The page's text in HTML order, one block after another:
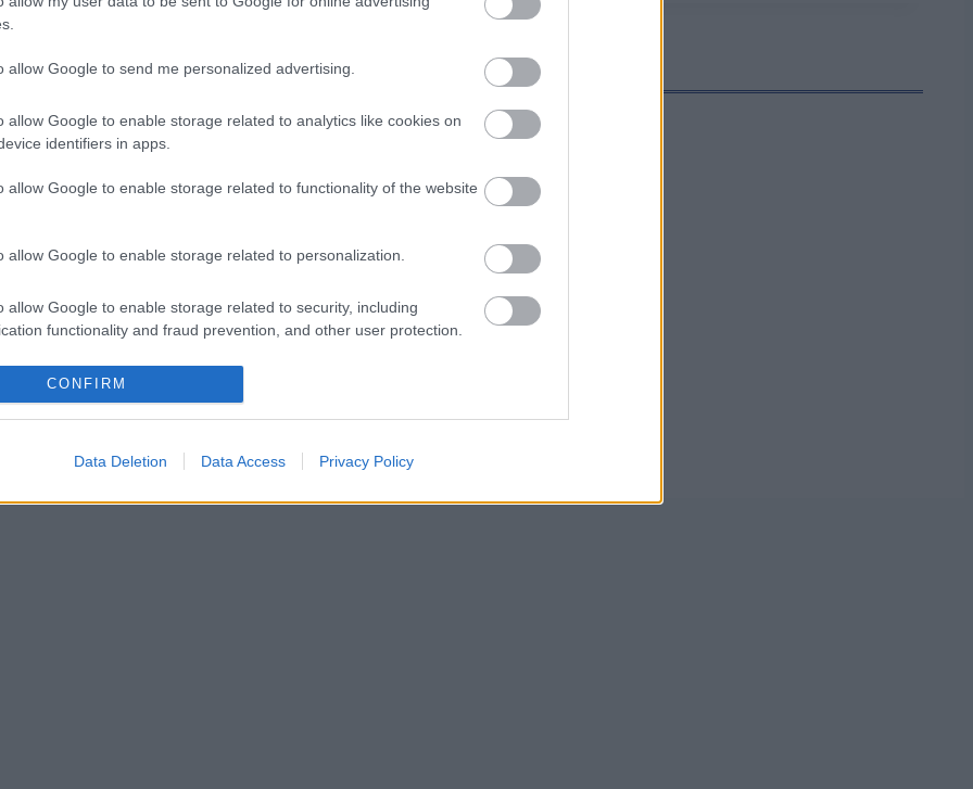
allow Google to send me personalized advertising.
allow Google to enable storage related to analytics like cookies on
identifiers in apps.
allow Google to enable storage related to functionality of the website
allow Google to enable storage related to personalization.
allow Google to enable storage related to security, including
functionality and fraud prevention, and other user protection.
CONFIRM
Data Deletion Data Access Privacy Policy